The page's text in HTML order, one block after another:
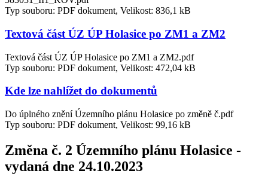
Typ souboru: PDF dokument, Velikost: 836,1 kB
Textová část ÚZ ÚP Holasice po ZM1 a ZM2
Textová část ÚZ ÚP Holasice po ZM1 a ZM2.pdf
Typ souboru: PDF dokument, Velikost: 472,04 kB
Kde lze nahlížet do dokumentů
Do úplného znění Územního plánu Holasice po změně č.pdf
Typ souboru: PDF dokument, Velikost: 99,16 kB
Změna č. 2 Územního plánu Holasice -
vydaná dne 24.10.2023